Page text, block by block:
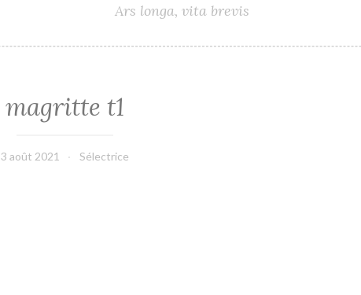
Ars longa, vita brevis
magritte t1
3 août 2021 Sélectrice